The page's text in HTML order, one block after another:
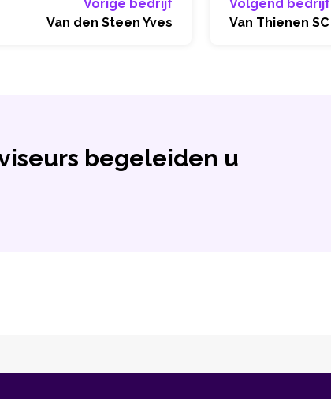
Vorige bedrijf
Van den Steen Yves
Volgend bedrijf
Van Thienen SC
begeleiden u